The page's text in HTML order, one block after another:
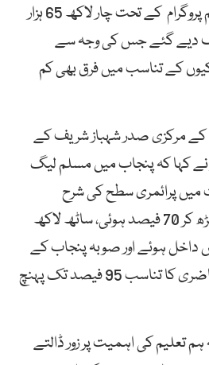
انہوں نے کہا کہ زیور تعلیم پروگرام کے تحت چار لاکھ 65 ہزار
دیے گئے جس کی وجہ سے
کے تناسب میں فرق بھی کم
مرکزی صدر شہباز شریف کے
کہا کہ پنجاب میں مسلم لیگ
پرائمری سطح کی شرح
خواندگی 45 فیصد سے بڑھ کر 70 فیصد ہوئی، ساٹھ لاکھ
داخل ہوئے اور صوبہ پنجاب کے
اسکولوں میں بچوں کی حاضری کا تناسب 95 فیصد تک پہنچ
ہم تعلیم کی اہمیت پر زور ڈالتے